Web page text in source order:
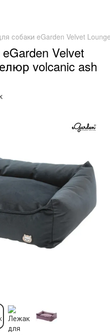
собаки eGarden Velvet
Velvet
volcanic ash